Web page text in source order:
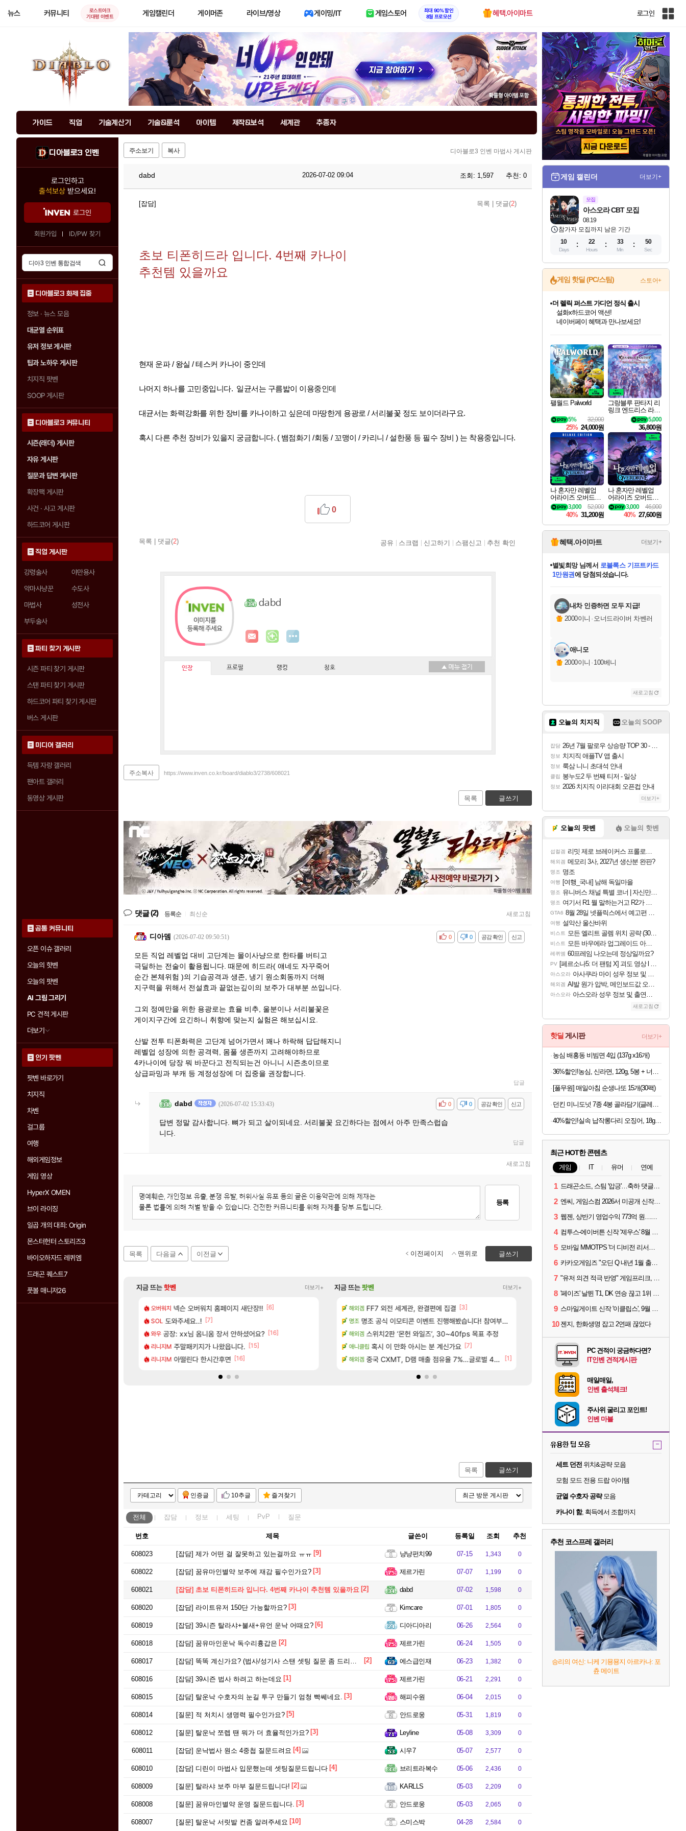
뉴스 커뮤니티
로스트아크
기대평 이벤트
게임캘린더 게이머존 라이브/영상 게이밍/IT 게임스토어
최대 90% 할인
8월 프로모션
혜택.아이마트 로그인
인
전
이
트
맵
가이드 직업 기술계산기 기술&룬석 아이템 제작&보석 세계관 추종자
디아블로3 인벤
로그인하고
출석보상 받으세요!
로그인
회원가입 ID/PW 찾기
디아블로3 화제 집중
정보 · 뉴스 모음
대균열 순위표
유저 정보 게시판
팁과 노하우 게시판
치지직 팟벤
SOOP 게시판
디아블로3 커뮤니티
시즌(래더) 게시판
자유 게시판
질문과 답변 게시판
확장팩 게시판
사건 · 사고 게시판
하드코어 게시판
직업 게시판
강령술사
야만용사
악마사냥꾼
수도사
마법사
성전사
부두술사
파티 찾기 게시판
시즌 파티 찾기 게시판
스탠 파티 찾기 게시판
하드코어 파티 찾기 게시판
버스 게시판
미디어 갤러리
득템 자랑 갤러리
팬아트 갤러리
동영상 게시판
공통 커뮤니티
오픈 이슈 갤러리
오늘의 핫벤
오늘의 팟벤
AI 그림 그리기
PC 견적 게시판
더보기
인기 팟벤
팟벤 바로가기
치지직
차벤
걸그룹
여행
해외게임정보
게임 영상
HyperX OMEN
브이 라이징
일곱 개의 대죄: Origin
몬스터헌터 스토리즈3
바이오하자드 레퀴엠
드래곤 퀘스트7
풋볼 매니저26
주소보기 복사 디아블로3 인벤 마법사 게시판
dabd 2026-07-02 09:04 조회: 1,597 추천: 0
[잡담] 목록 댓글(2)
초보 티폰히드라 입니다. 4번째 카나이
추천템 있을까요
현재 운파 / 왕실 / 테스커 카나이 중인데
나머지 하나를 고민중입니다. 일균서는 구름밟이 이용중인데
대균서는 화력강화를 위한 장비를 카나이하고 싶은데 마땅한게 용광로 / 서리불꽃 정도 보이더라구요.
혹시 다른 추천 장비가 있을지 궁금합니다. ( 뱀점화기 /회동 / 꼬맹이 / 카리니 / 설한풍 등 필수 장비 ) 는 착용중입니다.
목록 댓글(2)
0
공유 스크랩 신고하기 스팸신고 추천 확인
dabd
인장 프로필 랭킹 칭호
주소복사 https://www.inven.co.kr/board/diablo3/2738/608021
목록 글쓰기
댓글(2) 등록순 최신순 새로고침
디아뎀 (2026-07-02 09:50:51) 신고
공감 확인
비공감 0
0
모든 직업 레벨업 대비 고단계는 몰이사냥으로 한타를 버티고
극딜하는 전술이 활용됩니다. 때문에 히드라( 얘네도 자꾸죽어
순간 본체위험 )의 기습공격과 생존, 냉기 원소회동까지 더해
지구력을 위해서 전설효과 끝없는깊이의 보주가 대부분 쓰입니다.
그외 정예만을 위한 용광로는 효율 비추, 울분이나 서리불꽃은
게이지구간에 요긴하니 취향에 맞는지 실험은 해보십시요.
산발 전투 티폰화력은 고단계 넘어가면서 꽤나 하락해 답답해지니
레벨업 성장에 의한 공격력, 몸풀 생존까지 고려해야하므로
4카나이에 당장 뭐 바꾼다고 전직되는건 아니니 시즌초이므로
상급파밍과 부캐 등 계정성장에 더 집중을 권장합니다.
답글
dabd (2026-07-02 15:33:43) 신고
공감 확인
비공감 0
0
답변 정말 감사합니다. 뼈가 되고 살이되네요. 서리불꽃 요긴하다는 점에서 아주 만족스럽습
니다.
답글
새로고침
등록
목록 다음글 이전글 글쓰기
이전페이지 맨위로
지금 뜨는핫벤 더보기+
오버워치 넥슨 오버워치 홈페이지 새단장!! [6]
SOL 도와주세요..! [7]
와우 공장: xx님 옴니움 장서 안하셨어요? [16]
리니지M 주말패키지가 나왔읍니다. [15]
리니지M 아떨린다 한시간후면 [16]
검은사막 대충 연구소요약 [5]
SOL 이제서야 힘들게 50찍고 나가 장궁 받았는데... [1]
검은사막 풍풍풍 군왕주차가 씹이득 가성비라고 ???? [9]
로아 골드 파는 게 왜 쌀숭이임? [194]
메이플 현재 나무위키 실검 1위인 김규원 [84]
ㅇㅂ)진짜 개웃기네 ㅋㅋ [48]
파리바게트 본사에서 연락왔음
[132]
아니 뭔 샤타 안 나왔다고 진짜 화내는 사람도 있네
썬데이가 샤타가 아닌 큰 이유는 경매장 불안정때문일듯
지금 뜨는팟벤 더보기+
아스오라 아키츠 아키나 성우 정보 및 주요 필모
비스트 모든 성소 위치 공략 (40개) - 귀환한 영혼 도전과제
리밋제로 프롤로그 테스트를 마치고.. (feat. 리아)
비스트 모든 바우에라 업그레이드 아이템 획득 위치 공략 (89개)
아스오라 카가미하라 하루 성우 정보 및 주요 필모
해외겜 FF7 외전 세계관, 완결편에 집결 [3]
명조 명조 공식 이모티콘 이벤트 진행해봤습니다! 참여부터 추첨까지????
해외겜 스위치2판 ‘몬헌 와일즈’, 30~40fps 목표 추정
애니클립 혹시 이 만화 아시는 분 계신가요 [7]
해외겜 중국 CXMT, D램 매출 점유율 7%…글로벌 4위로 부상 [1]
해외겜 AI발 원가 압박, 메인보드값 오르나
해외겜 메모리 3사, 2027년 생산분 완판?
아스오라 아사쿠라 마이 성우 정보 및 주요 필모
아스오라 아스오라 성우 정보 및 출연작 모음
목록 글쓰기
인증글 10추글 즐겨찾기
전체 잡담 정보 세팅 PvP 질문
번호 제목 글쓴이 등록일 조회 추천
608023 [잡담] 제가 어떤 걸 잘못하고 있는걸까요 ㅠㅠ [9] 냥냥펀치99 07-15 1,343 0
608022 [잡담] 꿈유마인별약 보주에 재감 필수인가요? [3] 제르가린 07-07 1,199 0
608021 [잡담] 초보 티폰히드라 입니다. 4번째 카나이 추천템 있을까요 [2] dabd 07-02 1,598 0
608020 [잡담] 라이트유저 150단 가능할까요? [3] Kimcare 07-01 1,805 0
608019 [잡담] 39시즌 탈라샤+불새+유언 운낙 어때요? [6] 디아디아리 06-26 2,564 0
608018 [잡담] 꿈유마인운낙 독수리흉갑은 [2] 제르가린 06-24 1,505 0
608017 [잡담] 똑똑 계신가요? (법사/성기사 스탠 셋팅 질문 좀 드리려 합니다) [2] 에스급인재 06-23 1,382 0
608016 [잡담] 39시즌 법사 하려고 하는데요 [1] 제르가린 06-21 2,291 0
608015 [잡담] 탈운낙 수호자의 눈길 투구 만들기 엄청 빡쎄네요. [3] 해피수원 06-04 2,015 0
608014 [질문] 적 처치시 생명력 필수인가요? [5] 안드로웅 05-31 1,819 0
608012 [질문] 탈운낙 쪼렙 땐 뭐가 더 효율적인가요? [3] Leyline 05-08 3,309 0
608011 [잡담] 운낙법사 원소 4중첩 질문드려요 [4] 시우7 05-07 2,577 0
608010 [잡담] 디린이 마법사 입문했는데 셋팅질문드립니다 [4] 브리트라복수 05-06 2,436 0
608009 [질문] 탈라샤 보주 마부 질문드립니다! [2] KARLLS 05-03 2,209 0
608008 [질문] 꿈유마인별약 운영 질문드립니다. [3] 안드로웅 05-03 2,065 0
608007 [질문] 탈운낙 서릿발 컨좀 알려주세요 [10] 스미스박 04-28 2,584 0
게임 캘린더 더보기+
모집
08.19
아스오라 CBT 모집
참가자 모집까지 남은 기간
10
Days
22
Hours
33
Min
50
Sec
게임 핫딜 (PC/스팀) 스토어+
최대 90% 할인가를 만나보세요!
네이버혜택과 함께 만나보세요!
50%할인&추가 적립까지!
네이버 포인트 혜택까지!
이니&베니 혜택까지!
네이버 혜택가와 함께 예약하세요!
할인&네이버혜택으로 만나보세요!
더 렐릭 퍼스트 가디언 정식 출시
설화x하드코어 액션!
네이버페이 혜택과 만나보세요!
40주년 프로모션으로 만나보세요!
할인가에 만나보세요!
일부 에디션 상시 할인!
혜택으로 예약 판매 중
편안하게 충전하세요
팰월드 Palworld
32,000
5%
25% 24,000원
그랑블루 판타지 리
링크 엔드리스 라그
나로크 업그레이드
킷 Granblue Fantasy
Relink Endless Ragn
arok Upgrade Kit DL
C
5,000
36,800원
나 혼자만 레벨업
어라이즈 오버드라
이브 디럭스 에디션
Solo Leveling Arise
Overdrive Deluxe Edi
tion
52,000
3,000
40% 31,200원
나 혼자만 레벨업
어라이즈 오버드라
이브 Solo Leveling A
rise
46,000
3,000
40% 27,600원
혜택.아이마트 더보기+
교환.
당첨되셨습니다.
당첨되셨습니다.
당첨되셨습니다.
별빛희망님께서 로블록스 기프트카드
1만원권에 당첨되셨습니다.
당첨되셨습니다.
당첨되셨습니다.
당첨되셨습니다.
당첨되셨습니다.
에디션 (스팀코드)를 교환.
당첨되셨습니다.
내차 인증하면 모두 지급!
2000이니 · 오너드라이버 차벤러
애니모
2000이니 · 100베니
새로고침
오늘의 치지직 오늘의 SOOP
잡담 26년 7월 팔로우 상승량 TOP 30 - 월간 치지직
정보 치지직 애플TV 앱 출시
정보 룩삼 니니 초대석 안내
클립 봉누도2 두 번째 티저 - 일상
정보 2026 치지직 이리대회 오픈컵 안내
더보기+
오늘의 팟벤 오늘의 핫벤
섭컬겜 리밋 제로 브레이커스 프롤로그 테스트 후기 영상 업로드
해외겜 메모리 3사, 2027년 생산분 완판?
명조 명조
여행 [여행_국내] 남해 독일마을
명조 유니버스 채널 특별 코너 | 자신만의 스타일
명조 여기서 R1 뭘 말하는거고 R2가 뭘말하는걸까요?
GTA6 8월 28일 넷플릭스에서 예고편 공개 예정
여행 설악산 울산바위
비스트 모든 엘리트 골렘 위치 공략 (30개) - 방랑 결투가
비스트 모든 바우에라 업그레이드 아이템 획득 위치 공략 (89개)
레퀴엠 60프레임 나오는데 정상일까요?
PV [페르소나5: 더 팬텀 X] 괴도 영상 l 타카마키 안·댄싱 스타
아스오라 아사쿠라 마이 성우 정보 및 주요 필모
해외겜 AI발 원가 압박, 메인보드값 오르나
아스오라 아스오라 성우 정보 및 출연작 모음
새로고침
핫딜 게시판 더보기+
농심 배홍동 비빔면 4입 (137g x16개)
[풀무원] 매일아침 순생나또 15개(30팩)
40%할인!실속 납작롱다리 오징어, 18g, 10개
최근 HOT한 콘텐츠
게임 IT 유머 연예
1 드래곤소드, 스팀 '압긍'…축하 댓글 달고 게임 코드 받자!
2 엔씨, 게임스컴 2026서 미공개 신작 최초 공개
3 웹젠, 상반기 영업수익 773억 원…순이익 89% 증가
4 컴투스-에이버튼 신작 '제우스' 8월 26일 출시…"모두를 위한 경쟁"
5 모바일 MMOTPS '더 디비전 리서전스', 6일 스팀에도 출시
6 카카오게임즈 "오딘 Q 내년 1월 출시, 연기는 없다"
7 "유저 의견 적극 반영" 게임프리크, 비스트 오브 리인카네이션 개선 나선다
8 '페이즈' 날뛴 T1, DK 연승 끊고 1위 지켜
9 스마일게이트 신작 '이클립스', 9월 10일 정식 출시
10 젠지, 한화생명 잡고 2연패 끊었다
PC 견적이 궁금하다면?
IT인벤 견적게시판
매일매일,
인벤 출석체크!
주사위 굴리고 포인트!
인벤 마블
유용한 팁 모음 -
세트 던전 위치&공략 모음
모험 모드 전용 드랍 아이템
균열 수호자 공략모음
카나이 함, 획득에서 조합까지
추천 코스프레 갤러리
승리의 여신: 니케 기묭묭지 아르카나: 포
츈 메이트